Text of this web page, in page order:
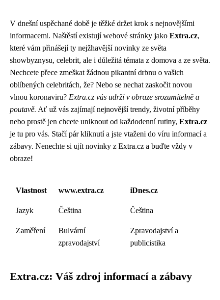
V dnešní uspěchané době je těžké držet krok s nejnovějšími
informacemi. Naštěstí existují webové stránky jako Extra.cz,
které vám přinášejí ty nejžhavější novinky ze světa
showbyznysu, celebrit, ale i důležitá témata z domova a ze světa.
Nechcete přece zmeškat žádnou pikantní drbnu o vašich
oblíbených celebritách, že? Nebo se nechat zaskočit novou
vlnou koronaviru? Extra.cz vás udrží v obraze srozumitelně a
poutavě. Ať už vás zajímají nejnovější trendy, životní příběhy
nebo prostě jen chcete uniknout od každodenní rutiny, Extra.cz
je tu pro vás. Stačí pár kliknutí a jste vtaženi do víru informací a
zábavy. Nenechte si ujít novinky z Extra.cz a buďte vždy v
obraze!
Vlastnost www.extra.cz iDnes.cz
Jazyk Čeština Čeština
Zaměření
Bulvární
zpravodajství
Zpravodajství a
publicistika
Extra.cz: Váš zdroj informací a zábavy